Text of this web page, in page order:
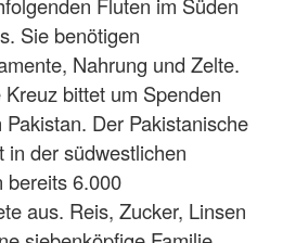
Sie benötigen
Nahrung und Zelte.
bittet um Spenden
Der Pakistanische
in der südwestlichen
bereits 6.000
aus. Reis, Zucker, Linsen